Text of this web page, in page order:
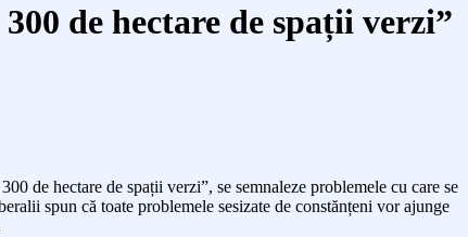
de hectare de spații verzi”
de hectare de spații verzi”, se semnaleze problemele cu care se
spun că toate problemele sesizate de constănțeni vor ajunge